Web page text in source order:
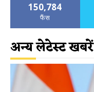
150,784
फैंस
अन्य लेटेस्ट खबरें